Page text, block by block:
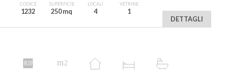
CODICE
1232
SUPERFICIE
250 mq
LOCALI
4
VETRINE
1
DETTAGLI